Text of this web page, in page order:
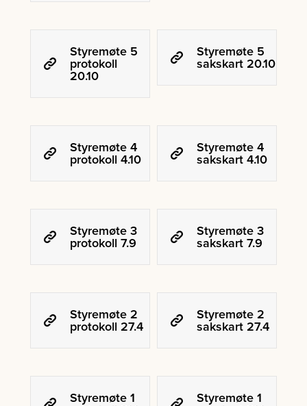
Styremøte 5
protokoll
20.10
Styremøte 5
sakskart 20.10
Styremøte 4
protokoll 4.10
Styremøte 4
sakskart 4.10
Styremøte 3
protokoll 7.9
Styremøte 3
sakskart 7.9
Styremøte 2
protokoll 27.4
Styremøte 2
sakskart 27.4
Styremøte 1 Styremøte 1